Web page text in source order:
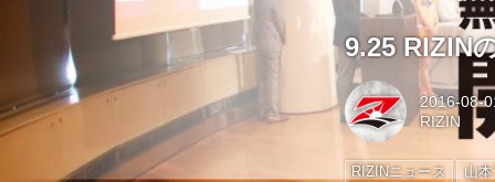
9.25 RIZIN
2016-08-
RIZIN
RIZINニュース 山